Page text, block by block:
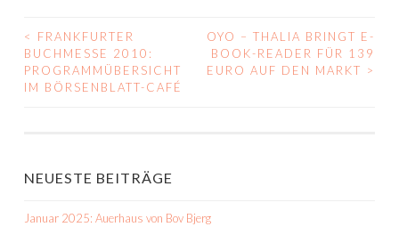
BEITRAGS-
NAVIGATION
<
FRANKFURTER
BUCHMESSE 2010:
PROGRAMMÜBERSICHT
IM BÖRSENBLATT-CAFÉ
OYO – THALIA BRINGT E-
BOOK-READER FÜR 139
EURO AUF DEN MARKT >
NEUESTE BEITRÄGE
Januar 2025: Auerhaus von Bov Bjerg